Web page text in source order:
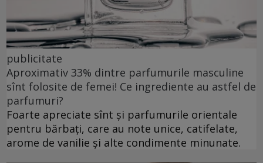
publicitate
Aproximativ 33% dintre parfumurile masculine
sînt folosite de femei! Ce ingrediente au astfel de
parfumuri?
Foarte apreciate sînt și parfumurile orientale
pentru bărbați, care au note unice, catifelate,
arome de vanilie și alte condimente minunate.